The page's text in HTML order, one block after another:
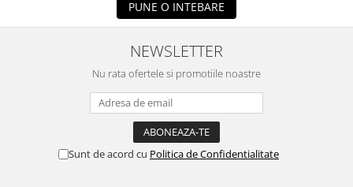
PUNE O INTEBARE
NEWSLETTER
Nu rata ofertele si promotiile noastre
Sunt de acord cu Politica de Confidentialitate